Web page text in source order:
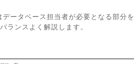
ータベース担当者が必要となる部分を
ランスよく解説します。